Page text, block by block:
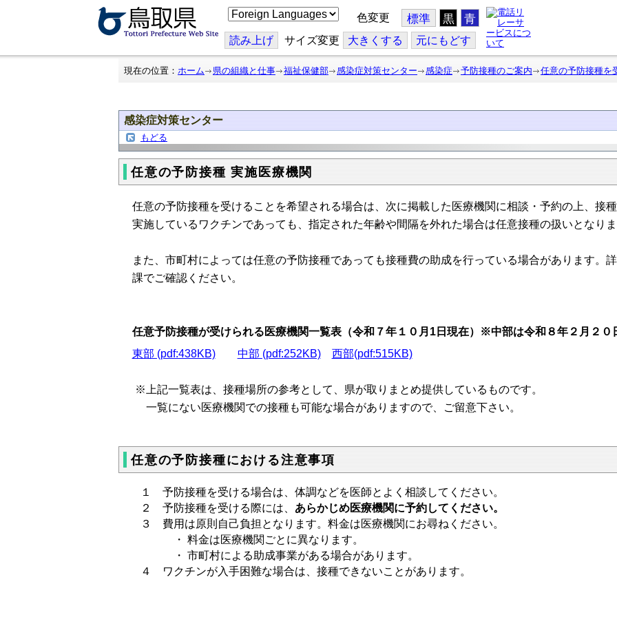
こ
の
ジ
を
翻
色変更 標準 黒 青
読み上げ サイズ変更 大きくする 元にもどす
現在の位置： ホーム 県の組織と仕事 福祉保健部 感染症対策センター 感染症 予防接種のご案内 任意の予防接種を
感染症対策センター
もどる
任意の予防接種 実施医療機関
任意の予防接種を受けることを希望される場合は、次に掲載した医療機関に相談・予約の上、接
実施しているワクチンであっても、指定された年齢や間隔を外れた場合は任意接種の扱いとなり
また、市町村によっては任意の予防接種であっても接種費の助成を行っている場合があります。
課でご確認ください。
任意予防接種が受けられる医療機関一覧表（令和７年１０月1日現在）※中部は令和８年２月２０
東部 (pdf:438KB)
中部 (pdf:252KB) 西部(pdf:515KB)
※上記一覧表は、接種場所の参考として、県が取りまとめ提供しているものです。
一覧にない医療機関での接種も可能な場合がありますので、ご留意下さい。
任意の予防接種における注意事項
１ 予防接種を受ける場合は、体調などを医師とよく相談してください。
２ 予防接種を受ける際には、 あらかじめ医療機関に予約してください。
３ 費用は原則自己負担となります。料金は医療機関にお尋ねください。
・ 料金は医療機関ごとに異なります。
・ 市町村による助成事業がある場合があります。
４ ワクチンが入手困難な場合は、接種できないことがあります。